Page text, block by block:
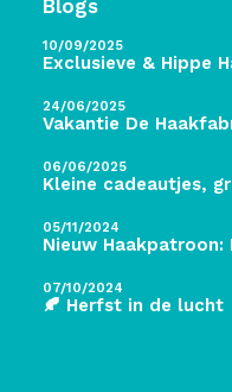
Blogs
10/09/2025
Exclusieve & Hippe
24/06/2025
Vakantie De
06/06/2025
Kleine cadeautjes,
05/11/2024
Nieuw Haakpatroon:
07/10/2024
🍂 Herfst in de lucht